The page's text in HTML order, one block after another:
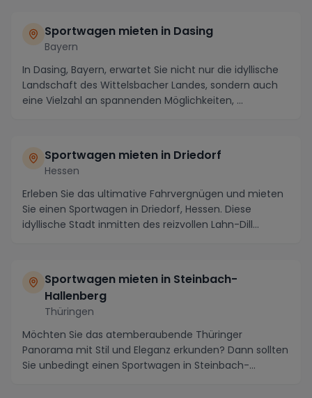
Sportwagen mieten in Dasing
Bayern
In Dasing, Bayern, erwartet Sie nicht nur die idyllische
Landschaft des Wittelsbacher Landes, sondern auch
eine Vielzahl an spannenden Möglichkeiten, ...
Sportwagen mieten in Driedorf
Hessen
Erleben Sie das ultimative Fahrvergnügen und mieten
Sie einen Sportwagen in Driedorf, Hessen. Diese
idyllische Stadt inmitten des reizvollen Lahn-Dill...
Sportwagen mieten in Steinbach-
Hallenberg
Thüringen
Möchten Sie das atemberaubende Thüringer
Panorama mit Stil und Eleganz erkunden? Dann sollten
Sie unbedingt einen Sportwagen in Steinbach-